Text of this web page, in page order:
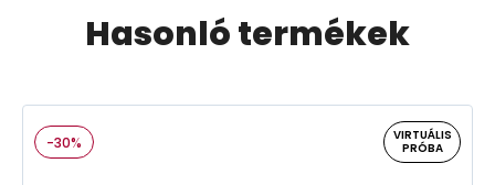
Hasonló termékek
-30%
VIRTUÁLIS
PRÓBA